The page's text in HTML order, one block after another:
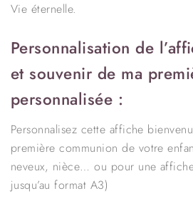
Vie éternelle.
Personnalisation de
et souvenir de ma
personnalisée :
Personnalisez cette affiche
première communion de votre
neveux, nièce… ou pour une
jusqu’au format A3)